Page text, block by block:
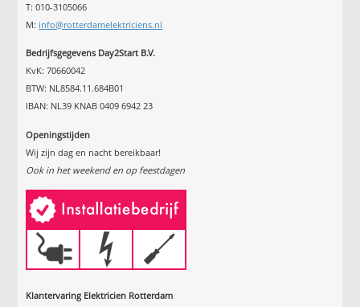
T: 010-3105066
M: info@rotterdamelektriciens.nl
Bedrijfsgegevens Day2Start B.V.
KvK: 70660042
BTW: NL8584.11.684B01
IBAN: NL39 KNAB 0409 6942 23
Openingstijden
Wij zijn dag en nacht bereikbaar!
Ook in het weekend en op feestdagen
Klantervaring Elektricien Rotterdam